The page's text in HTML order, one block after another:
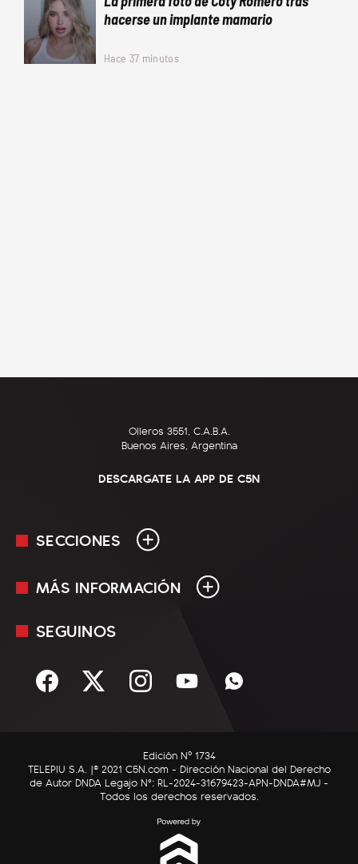
hacerse un implante mamario
Hace 37 minutos
Olleros 3551, C.A.B.A.
Buenos Aires, Argentina
DESCARGATE LA APP DE C5N
SECCIONES
En Vivo
Sociedad
C5N Autos
RatingCero
MÁS INFORMACIÓN
Mediakit
Términos y condiciones
SEGUINOS
Edición Nº 1734
TELEPIU S.A. |© 2021 C5N.com - Dirección Nacional del Derecho
de Autor DNDA Legajo N°: RL-2024-31679423-APN-DNDA#MJ -
Todos los derechos reservados.